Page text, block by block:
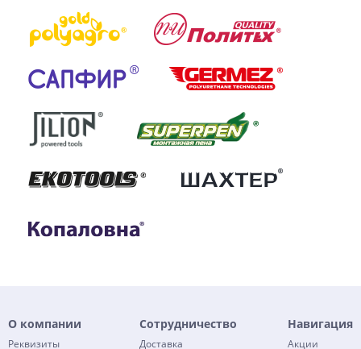
О компании
Реквизиты
Сотрудничество
Доставка
Навигация
Акции